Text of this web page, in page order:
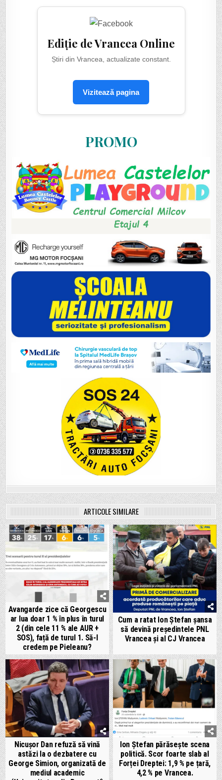
Ediție de Vrancea Online
Știri din Vrancea, actualizate constant.
Vizitează pagina
PROMO
ARTICOLE SIMILARE
Avangarde zice că Georgescu
ar lua doar 1 % în plus în turul
2 (din cele 11 % ale AUR +
SOS), față de turul 1. Să-l
credem pe Pieleanu?
Cum a ratat Ion Ștefan șansa
să devină președintele PNL
Vrancea și al CJ Vrancea
Nicușor Dan refuză să vină
astăzi la o dezbatere cu
George Simion, organizată de
mediul academic
Ion Ștefan părăsește scena
politică. Scor foarte slab al
Forței Dreptei: 1,9 % pe țară,
4,2 % pe Vrancea.